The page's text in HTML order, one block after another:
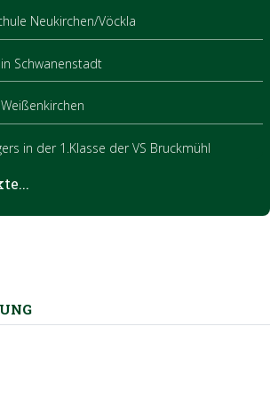
Neukirchen/Vöckla
Schwanenstadt
in der 1.Klasse der VS Bruckmühl
in Aurach